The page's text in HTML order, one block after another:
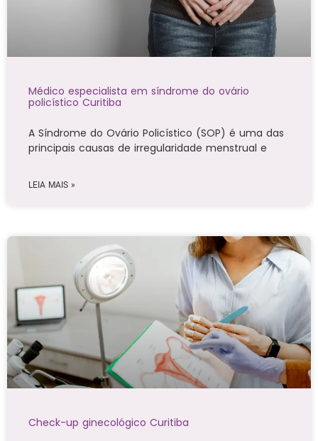
Médico especialista em síndrome do ovário
policístico Curitiba
A Síndrome do Ovário Policístico (SOP) é uma das
principais causas de irregularidade menstrual e
LEIA MAIS »
Check-up ginecológico Curitiba